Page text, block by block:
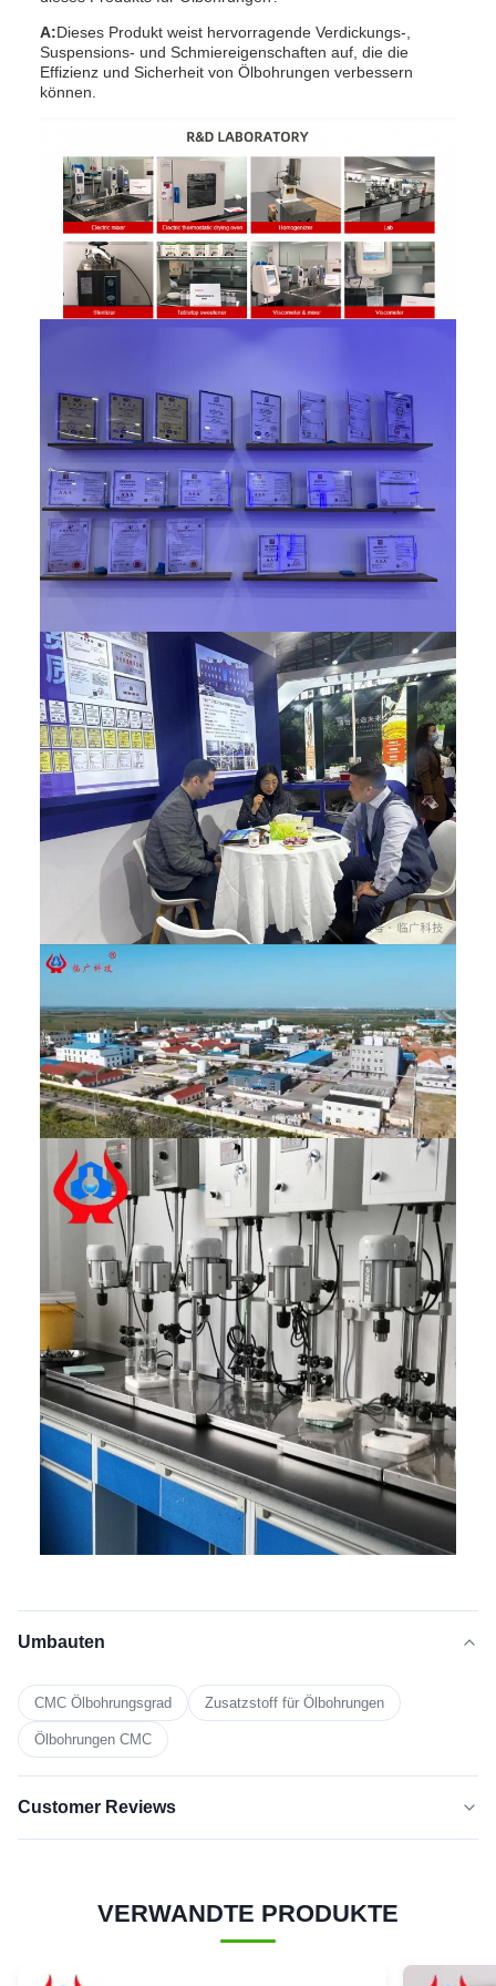
A:Dieses Produkt weist hervorragende Verdickungs-,
Suspensions- und Schmiereigenschaften auf, die die
Effizienz und Sicherheit von Ölbohrungen verbessern
können.
Umbauten
CMC Ölbohrungsgrad Zusatzstoff für Ölbohrungen
Ölbohrungen CMC
Customer Reviews
Basierend auf 50 jüngsten Bewertungen
VERWANDTE PRODUKTE